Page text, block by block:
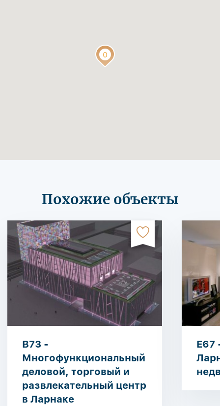
Похожие объекты
B73 -
Многофункциональный
деловой, торговый и
развлекательный центр
в Ларнаке
E67